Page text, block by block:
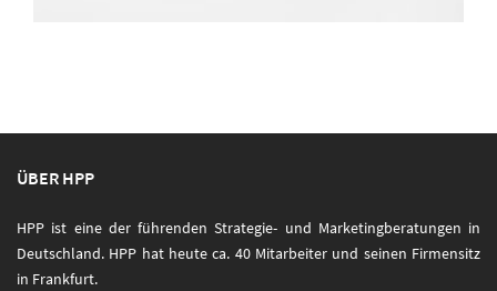
ÜBER HPP
HPP ist eine der führenden Strategie- und Marketingberatungen in
Deutschland. HPP hat heute ca. 40 Mitarbeiter und seinen Firmensitz
in Frankfurt.